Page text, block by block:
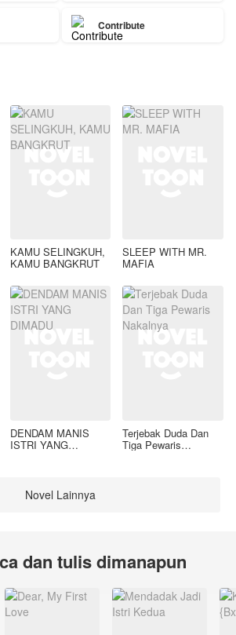
Contribute
KAMU SELINGKUH,
KAMU BANGKRUT
SLEEP WITH MR.
MAFIA
DENDAM MANIS
ISTRI YANG
Terjebak Duda Dan
Tiga Pewaris
Novel Lainnya
dan tulis dimanapun